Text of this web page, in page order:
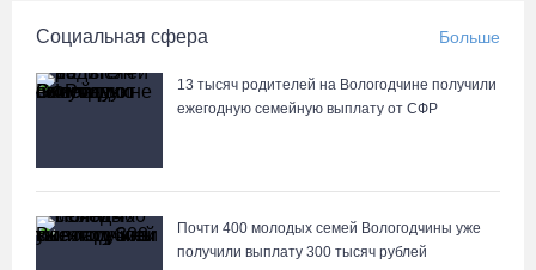
Социальная сфера Больше
13 тысяч родителей на Вологодчине получили
ежегодную семейную выплату от СФР
Почти 400 молодых семей Вологодчины уже
получили выплату 300 тысяч рублей